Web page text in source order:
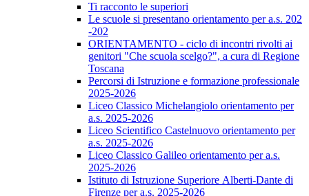
Ti racconto le superiori
Le scuole si presentano orientamento per a.s. 202
-202
ORIENTAMENTO - ciclo di incontri rivolti ai
genitori "Che scuola scelgo?", a cura di Regione
Toscana
Percorsi di Istruzione e formazione professionale
2025-2026
Liceo Classico Michelangiolo orientamento per
a.s. 2025-2026
Liceo Scientifico Castelnuovo orientamento per
a.s. 2025-2026
Liceo Classico Galileo orientamento per a.s.
2025-2026
Istituto di Istruzione Superiore Alberti-Dante di
Firenze per a.s. 2025-2026